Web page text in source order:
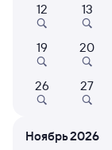
Найдём билет
12 13
19 20
26 27
Ноябрь 2026